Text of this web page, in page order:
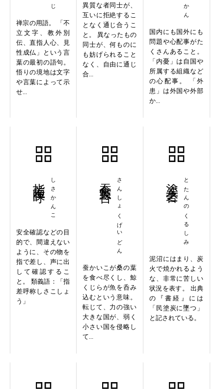
禅宗の用語。 「不
立文字、教外別
伝、直指人心、見
性成仏」という言
葉の最初の語句。
悟りの境地は文字
や言葉によって示
せ...
異質な者同士が、
互いに拒絶するこ
となく通じ合うこ
と。 異なったもの
同士が、何ものに
も妨げられること
なく、自由に通じ
合...
国内にも国外にも
問題や心配事がた
くさんあること。
「内憂」は自国や
所属する組織など
の心配事。 「外
患」は外国や外部
か...
しさかんこ
安全確認などの目
的で、間違えない
ように、その物を
指で差し、声に出
して確認するこ
と。 類義語：「指
差呼称しさこしょ
う」
さんしょくげいどん
蚕かいこが桑の葉
を食べ尽くし、鯨
くじらが魚を呑み
込むという意味。
転じて、力の強い
大きな国が、弱く
小さい国を侵略し
て...
とたんのくるしみ
泥沼にはまり、炭
火で焼かれるよう
な、非常に苦しい
状況を表す。 出典
の『書経』には
「民塗炭に墜つ」
と記されている。